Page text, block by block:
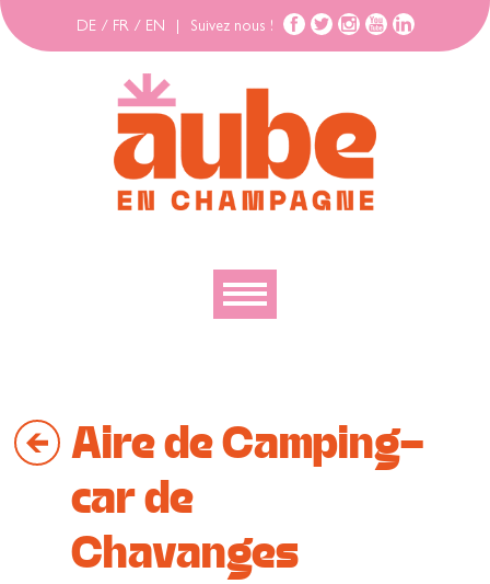
DE / FR / EN Suivez nous !
Bouger
Se restaurer
S’inspirer
Aire de Camping-
car de
Chavanges